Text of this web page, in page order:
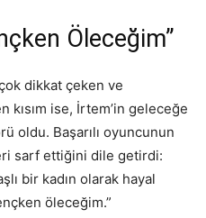
Öleceğim”
dikkat çeken ve
kısım ise, İrtem’in geleceğe
oldu. Başarılı oyuncunun
sarf ettiğini dile getirdi:
bir kadın olarak hayal
öleceğim.”